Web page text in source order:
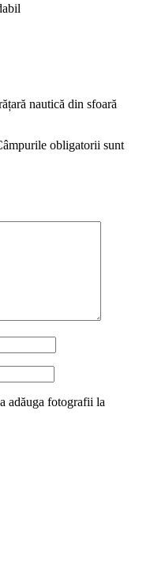
nautică din sfoară
obligatorii sunt
adăuga fotografii la